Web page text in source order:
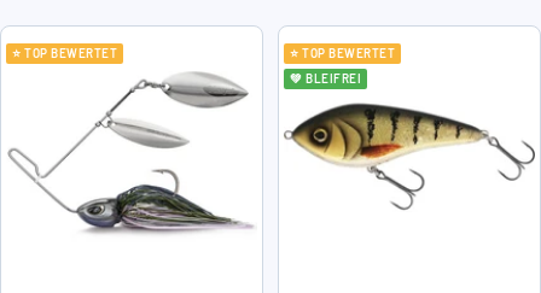
⭐ TOP BEWERTET
⭐ TOP BEWERTET
💚 BLEIFREI